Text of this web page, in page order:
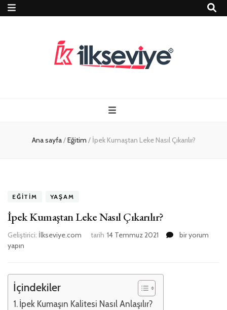
ve Travel – Tur
Rehberi
Ana sayfa/Eğitim / İpek Kumaştan Leke Nasıl Çıkarılır?
EĞITIM YAŞAM
İpek Kumaştan Leke Nasıl Çıkarılır?
Geliştirici: İlkseviye.com tarih 14 Temmuz 2021
İpek
bir yorum
yapın
İçindekiler
İpek Kumaşın Kalitesi Nasıl Anlaşılır?